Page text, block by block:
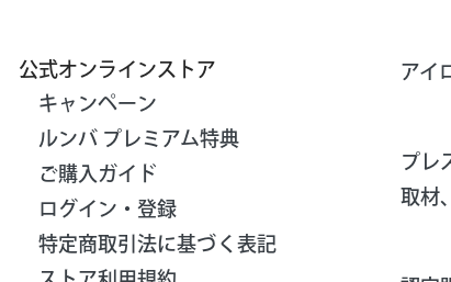
公式オンラインストア
キャンペーン
ルンバ プレミアム特典
ご購入ガイド
ログイン・登録
特定商取引法に基づく表記
アイ
プレ
取材